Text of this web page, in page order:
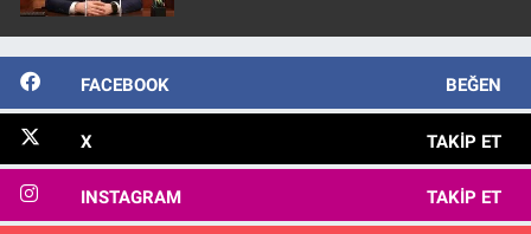
FACEBOOK BEĞEN
X TAKIP ET
INSTAGRAM TAKIP ET